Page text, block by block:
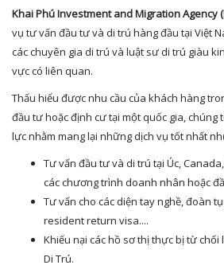
Khai Phú Investment and Migration Agency
vụ tư vấn đầu tư và di trú hàng đầu tại Việt
các chuyên gia di trú và luật sư di trú giàu
vực có liên quan.
Thấu hiểu được nhu cầu của khách hàng
đầu tư hoặc định cư tại một quốc gia, chúng
lực nhằm mang lại những dịch vụ tốt nhất
Tư vấn đầu tư và di trú tại Úc,
các chương trình doanh nhân hoặc
Tư vấn cho các diện tay nghề, đoàn
resident return visa....
Khiếu nại các hồ sơ thị thực bị từ chối
Di Trú.